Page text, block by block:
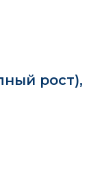
рост),